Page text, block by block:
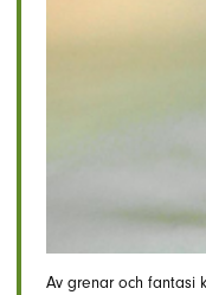
Av grenar och fantasi